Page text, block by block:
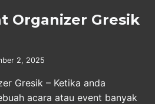
Organizer Gresik
2, 2025
Gresik – Ketika anda
acara atau event banyak